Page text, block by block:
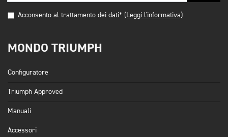
Acconsento al trattamento dei dati* (Leggi l'informativa)
MONDO TRIUMPH
Configuratore
Triumph Approved
Manuali
Accessori